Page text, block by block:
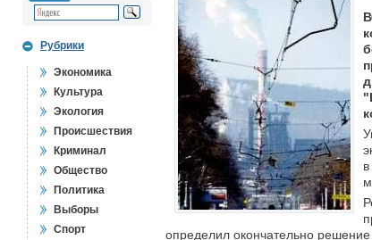
Рубрики
Экономика
Культура
Экология
Происшествия
Криминал
Общество
Политика
Выборы
Спорт
определил окончательно